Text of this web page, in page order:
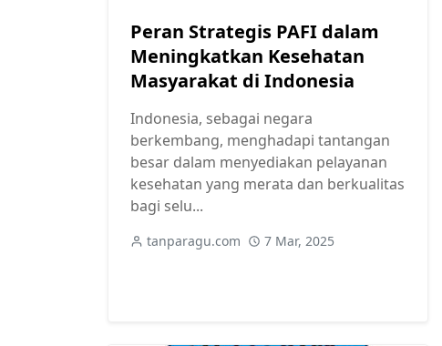
Peran Strategis PAFI dalam
Meningkatkan Kesehatan
Masyarakat di Indonesia
Indonesia, sebagai negara
berkembang, menghadapi tantangan
besar dalam menyediakan pelayanan
kesehatan yang merata dan berkualitas
bagi selu...
tanparagu.com 7 Mar, 2025